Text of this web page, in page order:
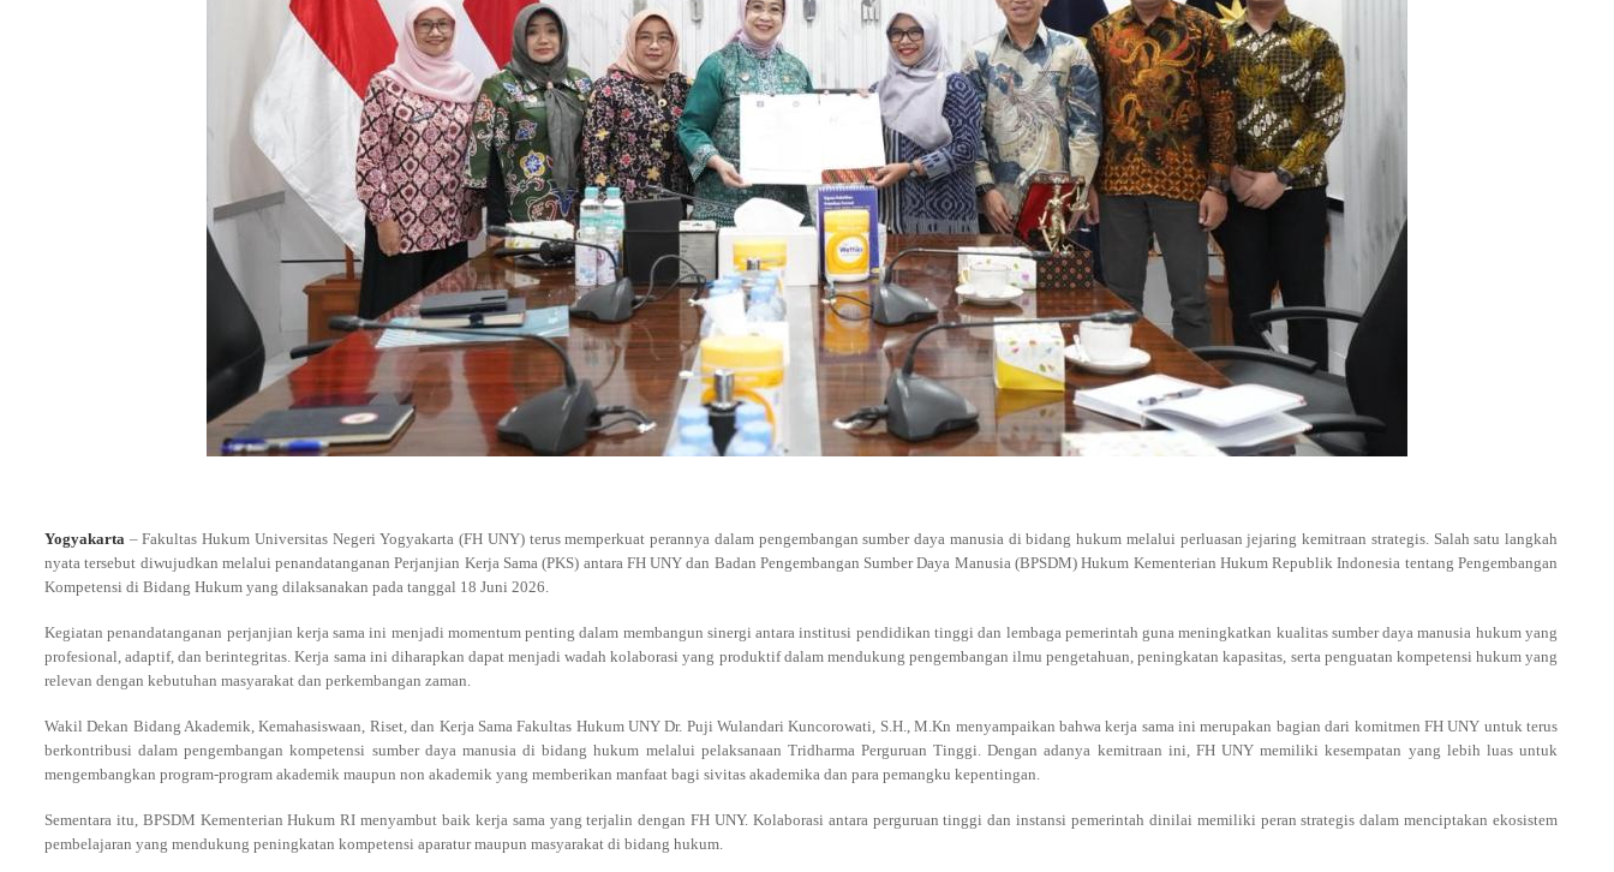
Yogyakarta – Fakultas Hukum Universitas Negeri Yogyakarta (FH UNY) terus memperkuat perannya dalam pengembangan sumber daya manusia di bidang hukum melalui perluasan jejaring kemitraan strategis. Salah satu langkah
nyata tersebut diwujudkan melalui penandatanganan Perjanjian Kerja Sama (PKS) antara FH UNY dan Badan Pengembangan Sumber Daya Manusia (BPSDM) Hukum Kementerian Hukum Republik Indonesia tentang Pengembangan
Kompetensi di Bidang Hukum yang dilaksanakan pada tanggal 18 Juni 2026.
Kegiatan penandatanganan perjanjian kerja sama ini menjadi momentum penting dalam membangun sinergi antara institusi pendidikan tinggi dan lembaga pemerintah guna meningkatkan kualitas sumber daya manusia hukum yang
profesional, adaptif, dan berintegritas. Kerja sama ini diharapkan dapat menjadi wadah kolaborasi yang produktif dalam mendukung pengembangan ilmu pengetahuan, peningkatan kapasitas, serta penguatan kompetensi hukum yang
relevan dengan kebutuhan masyarakat dan perkembangan zaman.
Wakil Dekan Bidang Akademik, Kemahasiswaan, Riset, dan Kerja Sama Fakultas Hukum UNY Dr. Puji Wulandari Kuncorowati, S.H., M.Kn menyampaikan bahwa kerja sama ini merupakan bagian dari komitmen FH UNY untuk terus
berkontribusi dalam pengembangan kompetensi sumber daya manusia di bidang hukum melalui pelaksanaan Tridharma Perguruan Tinggi. Dengan adanya kemitraan ini, FH UNY memiliki kesempatan yang lebih luas untuk
mengembangkan program-program akademik maupun non akademik yang memberikan manfaat bagi sivitas akademika dan para pemangku kepentingan.
Sementara itu, BPSDM Kementerian Hukum RI menyambut baik kerja sama yang terjalin dengan FH UNY. Kolaborasi antara perguruan tinggi dan instansi pemerintah dinilai memiliki peran strategis dalam menciptakan ekosistem
pembelajaran yang mendukung peningkatan kompetensi aparatur maupun masyarakat di bidang hukum.